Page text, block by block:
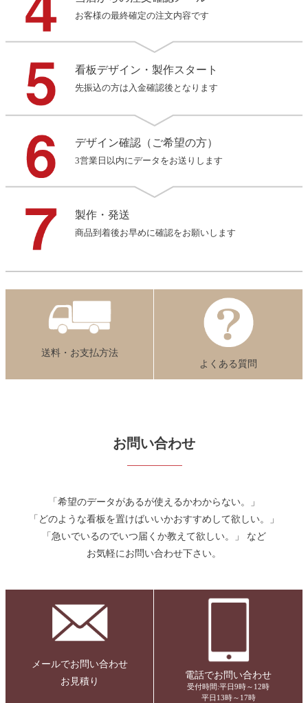
お客様の最終確定の注文内容です
看板デザイン・製作スタート
先振込の方は入金確認後となります
デザイン確認（ご希望の方）
3営業日以内にデータをお送りします
製作・発送
商品到着後お早めに確認をお願いします
送料・お支払方法
よくある質問
お問い合わせ
「希望のデータがあるが使えるかわからない。」
「どのような看板を置けばいいかおすすめして欲しい。」
「急いでいるのでいつ届くか教えて欲しい。」 など
お気軽にお問い合わせ下さい。
メールでお問い合わせ
お見積り
電話でお問い合わせ
受付時間:平日9時～12時
平日13時～17時